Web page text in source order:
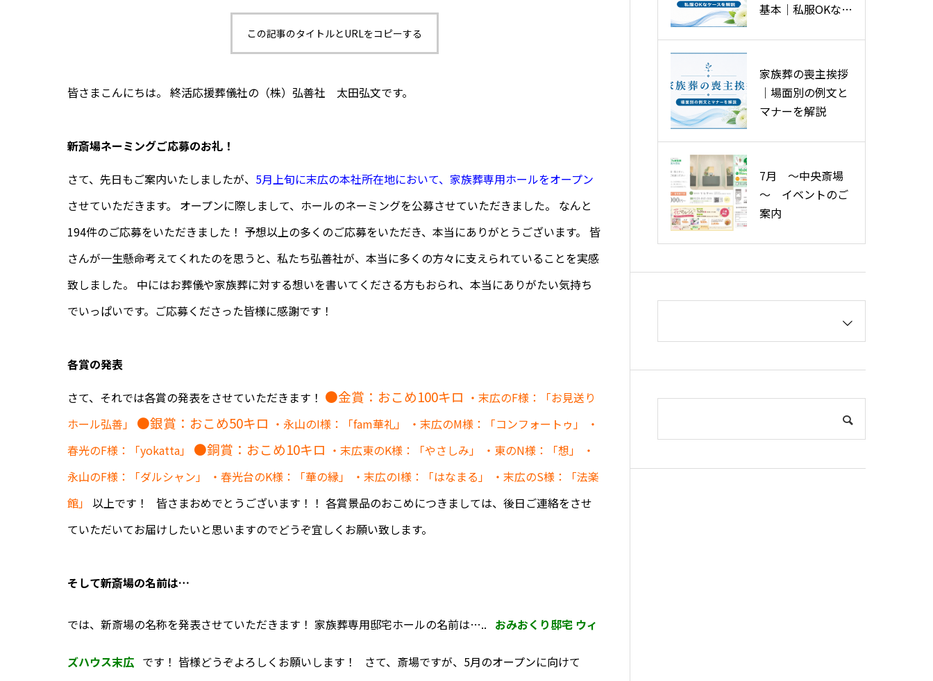
この記事のタイトルとURLをコピーする
皆さまこんにちは。 終活応援葬儀社の（株）弘善社 太田弘文です。
新斎場ネーミングご応募のお礼！
さて、先日もご案内いたしましたが、 5月上旬に末広の本社所在地において、家族葬専用ホールをオープン
させていただきます。 オープンに際しまして、ホールのネーミングを公募させていただきました。 なんと
194件のご応募をいただきました！ 予想以上の多くのご応募をいただき、本当にありがとうございます。 皆
さんが一生懸命考えてくれたのを思うと、私たち弘善社が、本当に多くの方々に支えられていることを実感
致しました。 中にはお葬儀や家族葬に対する想いを書いてくださる方もおられ、本当にありがたい気持ち
でいっぱいです。ご応募くださった皆様に感謝です！
各賞の発表
さて、それでは各賞の発表をさせていただきます！ ●金賞：おこめ100キロ ・末広のF様：「お見送り
ホール弘善」
●銀賞：おこめ50キロ ・永山のI様：「fam華礼」 ・末広のM様：「コンフォートゥ」
・
春光のF様：「yokatta」
●銅賞：おこめ10キロ ・末広東のK様：「やさしみ」 ・東のN様：「想」
・
永山のF様：「ダルシャン」
・春光台のK様：「華の縁」 ・末広のI様：「はなまる」
・末広のS様：「法楽
館」
以上です！ 皆さまおめでとうございます！！ 各賞景品のおこめにつきましては、後日ご連絡をさせ
ていただいてお届けしたいと思いますのでどうぞ宜しくお願い致します。
そして新斎場の名前は…
では、新斎場の名称を発表させていただきます！ 家族葬専用邸宅ホールの名前は….. おみおくり邸宅 ウィ
ズハウス末広 です！ 皆様どうぞよろしくお願いします！ さて、斎場ですが、5月のオープンに向けて
基本｜私服OKなケ
家族葬の喪主挨拶
｜場面別の例文と
マナーを解説
7月 ～中央斎場
～ イベントのご
案内
を徹底解説！葬儀